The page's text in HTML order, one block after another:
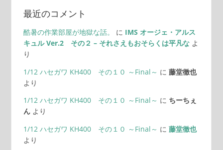
最近のコメント
酷暑の作業部屋が地獄な話。 に IMS オージェ・アルス
キュル Ver.2 その２ – それさえもおそらくは平凡なよ
り
1/12 ハセガワ KH400 その１０ ～Final～ に 藤堂徹也
より
1/12 ハセガワ KH400 その１０ ～Final～ に ちーちぇ
んより
1/12 ハセガワ KH400 その１０ ～Final～ に 藤堂徹也
より